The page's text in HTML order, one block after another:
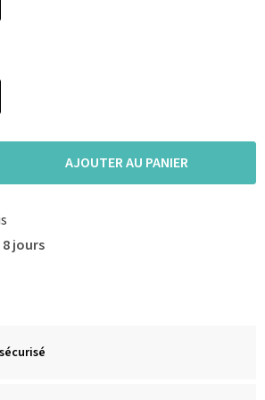
AJOUTER AU PANIER
8 jours